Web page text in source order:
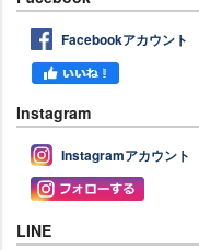
Facebookアカウント
Instagram
Instagramアカウント
LINE